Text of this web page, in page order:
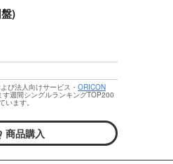
)
び法人向けサービス・ ORICON
す週間シングルランキングTOP200
ます。
商品購入